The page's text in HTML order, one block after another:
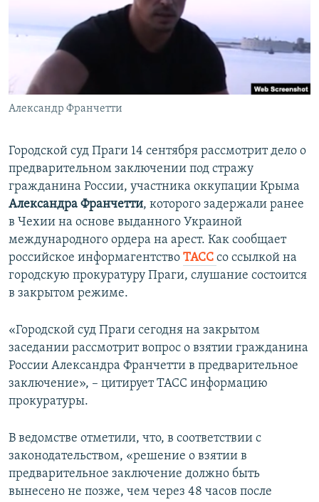
ПОБЕДИТЕЛЕЙ НЕ СУДЯТ?
КРЫМ.НЕПОКОРЕННЫЙ
ELIFBE
УКРАИНСКАЯ ПРОБЛЕМА КРЫМА
ПРИСОЕДИНЯЙТЕСЬ!
Все сайты RFE/RL
Александр Франчетти
Городской суд Праги 14 сентября рассмотрит дело о
предварительном заключении под стражу
гражданина России, участника оккупации Крыма
Александра Франчетти, которого задержали ранее
в Чехии на основе выданного Украиной
международного ордера на арест. Как сообщает
российское информагентство ТАСС со ссылкой на
городскую прокуратуру Праги, слушание состоится
в закрытом режиме.
«Городской суд Праги сегодня на закрытом
заседании рассмотрит вопрос о взятии гражданина
России Александра Франчетти в предварительное
заключение», – цитирует ТАСС информацию
прокуратуры.
В ведомстве отметили, что, в соответствии с
законодательством, «решение о взятии в
предварительное заключение должно быть
вынесено не позже, чем через 48 часов после